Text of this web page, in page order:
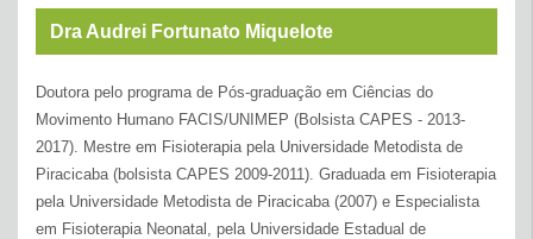
Dra Audrei Fortunato Miquelote
Doutora pelo programa de Pós-graduação em Ciências do
Movimento Humano FACIS/UNIMEP (Bolsista CAPES - 2013-
2017). Mestre em Fisioterapia pela Universidade Metodista de
Piracicaba (bolsista CAPES 2009-2011). Graduada em Fisioterapia
pela Universidade Metodista de Piracicaba (2007) e Especialista
em Fisioterapia Neonatal, pela Universidade Estadual de